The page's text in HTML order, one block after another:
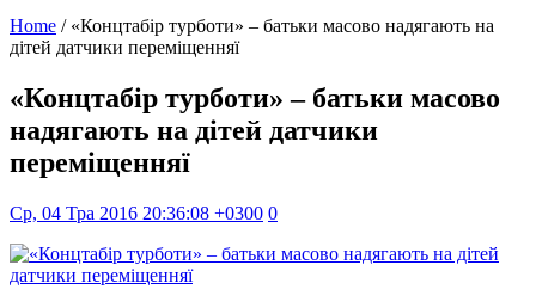
Home / «Концтабір турботи» – батьки масово надягають на
дітей датчики переміщенняї
«Концтабір турботи» – батьки масово
надягають на дітей датчики
переміщенняї
Ср, 04 Тра 2016 20:36:08 +0300 0